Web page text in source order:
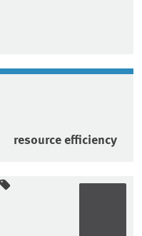
resource efficiency